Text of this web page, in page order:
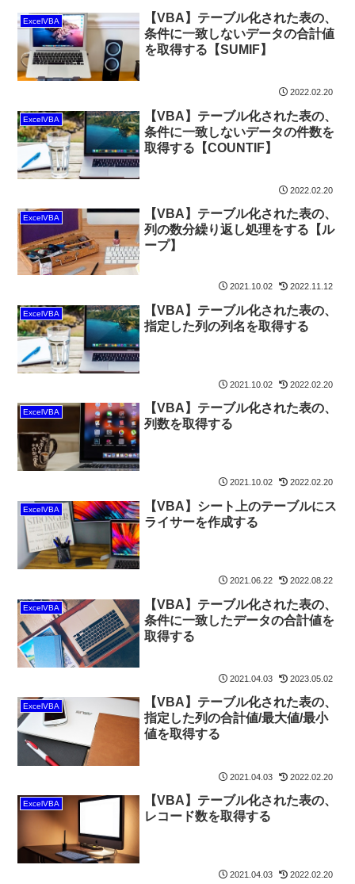
ExcelVBA
【VBA】テーブル化された表の、
条件に一致しないデータの合計値
を取得する【SUMIF】
2022.02.20
ExcelVBA
【VBA】テーブル化された表の、
条件に一致しないデータの件数を
取得する【COUNTIF】
2022.02.20
ExcelVBA
【VBA】テーブル化された表の、
列の数分繰り返し処理をする【ル
ープ】
2021.10.02 2022.11.12
ExcelVBA
【VBA】テーブル化された表の、
指定した列の列名を取得する
2021.10.02 2022.02.20
ExcelVBA
【VBA】テーブル化された表の、
列数を取得する
2021.10.02 2022.02.20
ExcelVBA
【VBA】シート上のテーブルにス
ライサーを作成する
2021.06.22 2022.08.22
ExcelVBA
【VBA】テーブル化された表の、
条件に一致したデータの合計値を
取得する
2021.04.03 2023.05.02
ExcelVBA
【VBA】テーブル化された表の、
指定した列の合計値/最大値/最小
値を取得する
2021.04.03 2022.02.20
ExcelVBA
【VBA】テーブル化された表の、
レコード数を取得する
2021.04.03 2022.02.20